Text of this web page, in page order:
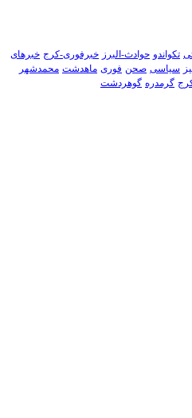
تکواندو حوادث-البرز خبرفوری-کرج خبرهای
سیاسی صحن فوری ماهدشت محمدشهر
گرمدره گوهردشت